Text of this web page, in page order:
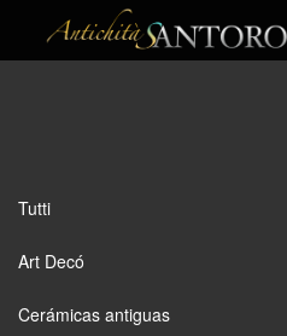
Tutti
Art Decó
Cerámicas antiguas